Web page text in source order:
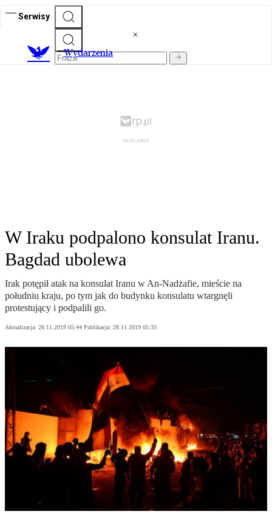
Serwisy
Wydarzenia
W Iraku podpalono konsulat Iranu.
Bagdad ubolewa
Irak potępił atak na konsulat Iranu w An-Nadżafie, mieście na
południu kraju, po tym jak do budynku konsulatu wtargnęli
protestujący i podpalili go.
Aktualizacja: 28.11.2019 05:44 Publikacja: 28.11.2019 05:33